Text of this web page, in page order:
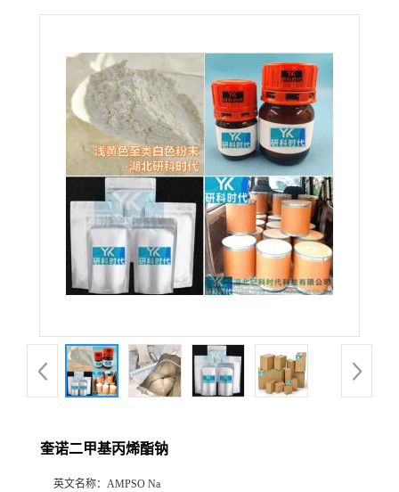
奎诺二甲基丙烯酯钠
英文名称： AMPSO Na